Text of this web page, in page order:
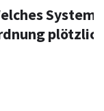
System
plötzlich